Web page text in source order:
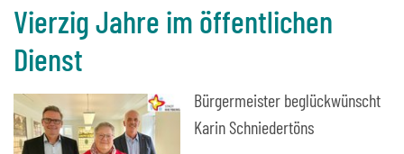
Vierzig Jahre im öffentlichen
Dienst
Bürgermeister beglückwünscht
Karin Schniedertöns